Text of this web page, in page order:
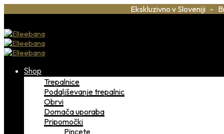
Ekskluzivno v Sloveniji -
Shop
Trepalnice
Podaljševanje trepalnic
Obrvi
Domača uporaba
Pripomočki
Pincete